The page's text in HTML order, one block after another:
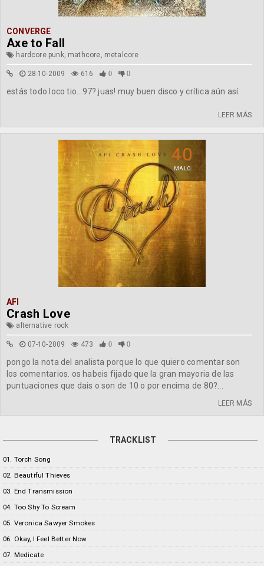
CONVERGE
Axe to Fall
hardcore punk, mathcore, metalcore
28-10-2009 616 0 0
estás todo loco tio...97? juas! muy buen disco y crítica aún así.
LEER MÁS
40
MALO
AFI
Crash Love
alternative rock
07-10-2009 473 0 0
pongo la nota del analista porque lo que quiero comentar son
los comentarios. os habeis fijado que la gran mayoria de las
puntuaciones que dais o son de 10 o por encima de 80?...
LEER MÁS
TRACKLIST
01. Torch Song
02. Beautiful Thieves
03. End Transmission
04. Too Shy To Scream
05. Veronica Sawyer Smokes
06. Okay, I Feel Better Now
07. Medicate